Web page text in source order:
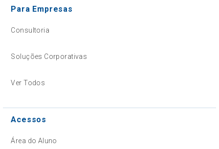
Para Empresas
Consultoria
Soluções Corporativas
Ver Todos
Acessos
Área do Aluno